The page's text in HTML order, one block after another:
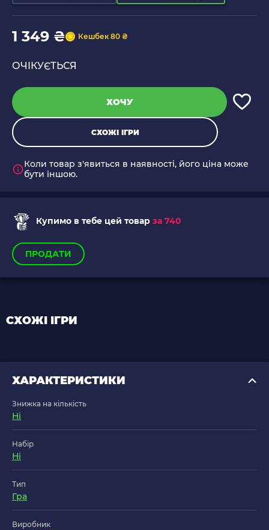
1 349 ₴ Кешбек 80 ₴
ОЧІКУЄТЬСЯ
ХОЧУ
СХОЖІ ІГРИ
Коли товар з'явиться в наявності, його ціна може
бути іншою.
Купимо в тебе цей товар за 740
ПРОДАТИ
СХОЖІ ІГРИ
ХАРАКТЕРИСТИКИ
Знижка на кількість
Ні
Набір
Ні
Тип
Гра
Виробник